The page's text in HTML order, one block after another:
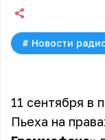
# Новости
11 сентября в
Пьеха на